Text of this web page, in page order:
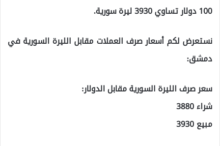
100 دولار تساوي 3930 ليرة سورية.
نستعرض لكم أسعار صرف العملات مقابل الليرة السورية في
دمشق:
سعر صرف الليرة السورية مقابل الدولار:
شراء 3880
مبيع 3930